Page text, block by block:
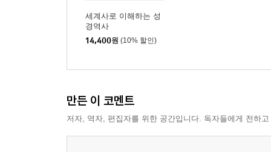
2. 신항로의 개척 228
3. 아메리카 문명과 신항로 개척 236
5. 서유럽의 절대 군주 249
제2장 서양 근세사에 나타난 기독교 역사 263
1. 종교개혁의 배경 264
세계사로 이해하는 성
경역사
14,400원 (10% 할인)
만든 이 코멘트
저자, 역자, 편집자를 위한 공간입니다. 독자들에게 전하